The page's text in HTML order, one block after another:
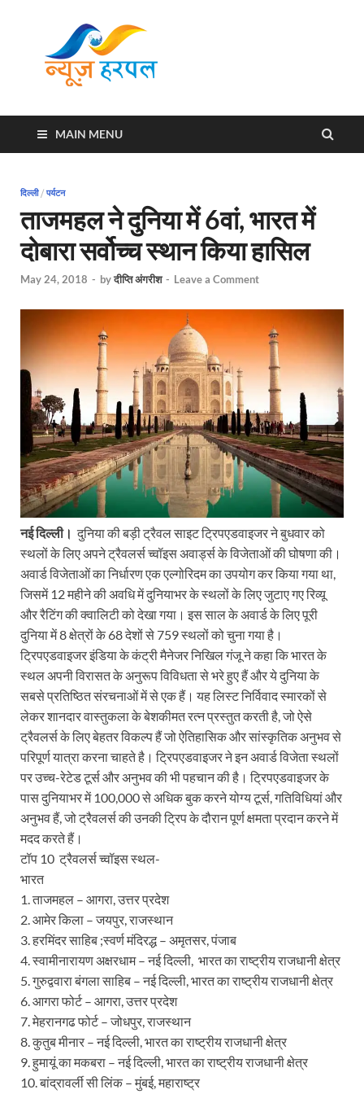
MAIN MENU
दिल्ली/ पर्यटन
ताजमहल ने दुनिया में 6वां, भारत में
दोबारा सर्वोच्च स्थान किया हासिल
May 24, 2018 - byदीप्ति अंगरीश - Leave a Comment
नई दिल्ली। दुनिया की बड़ी ट्रैवल साइट ट्रिपएडवाइजर ने बुधवार को
स्थलों के लिए अपने ट्रैवलर्स च्वॉइस अवार्ड्स के विजेताओं की घोषणा की।
अवार्ड विजेताओं का निर्धारण एक एल्गोरिदम का उपयोग कर किया गया था,
जिसमें 12 महीने की अवधि में दुनियाभर के स्थलों के लिए जुटाए गए रिव्यू
और रैटिंग की क्वालिटी को देखा गया। इस साल के अवार्ड के लिए पूरी
दुनिया में 8 क्षेत्रों के 68 देशों से 759 स्थलों को चुना गया है।
ट्रिपएडवाइजर इंडिया के कंट्री मैनेजर निखिल गंजू ने कहा कि भारत के
स्थल अपनी विरासत के अनुरूप विविधता से भरे हुए हैं और ये दुनिया के
सबसे प्रतिष्ठित संरचनाओं में से एक हैं। यह लिस्ट निर्विवाद स्मारकों से
लेकर शानदार वास्तुकला के बेशकीमत रत्न प्रस्तुत करती है, जो ऐसे
ट्रैवलर्स के लिए बेहतर विकल्प हैं जो ऐतिहासिक और सांस्कृतिक अनुभव से
परिपूर्ण यात्रा करना चाहते है। ट्रिपएडवाइजर ने इन अवार्ड विजेता स्थलों
पर उच्च-रेटेड टूर्स और अनुभव की भी पहचान की है। ट्रिपएडवाइजर के
पास दुनियाभर में 100,000 से अधिक बुक करने योग्य टूर्स, गतिविधियां और
अनुभव हैं, जो ट्रैवलर्स की उनकी ट्रिप के दौरान पूर्ण क्षमता प्रदान करने में
मदद करते हैं।
टॉप 10 ट्रैवलर्स च्वॉइस स्थल-
भारत
1. ताजमहल – आगरा, उत्तर प्रदेश
2. आमेर किला – जयपुर, राजस्थान
3. हरमिंदर साहिब ;स्वर्ण मंदिरद्ध – अमृतसर, पंजाब
4. स्वामीनारायण अक्षरधाम – नई दिल्ली, भारत का राष्ट्रीय राजधानी क्षेत्र
5. गुरुद्ववारा बंगला साहिब – नई दिल्ली, भारत का राष्ट्रीय राजधानी क्षेत्र
6. आगरा फोर्ट – आगरा, उत्तर प्रदेश
7. मेहरानगढ फोर्ट – जोधपुर, राजस्थान
8. कुतुब मीनार – नई दिल्ली, भारत का राष्ट्रीय राजधानी क्षेत्र
9. हुमायूं का मकबरा – नई दिल्ली, भारत का राष्ट्रीय राजधानी क्षेत्र
10. बांद्रावर्ली सी लिंक – मुंबई, महाराष्ट्र